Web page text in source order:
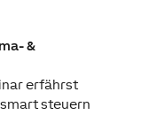
&
erfährst
steuern